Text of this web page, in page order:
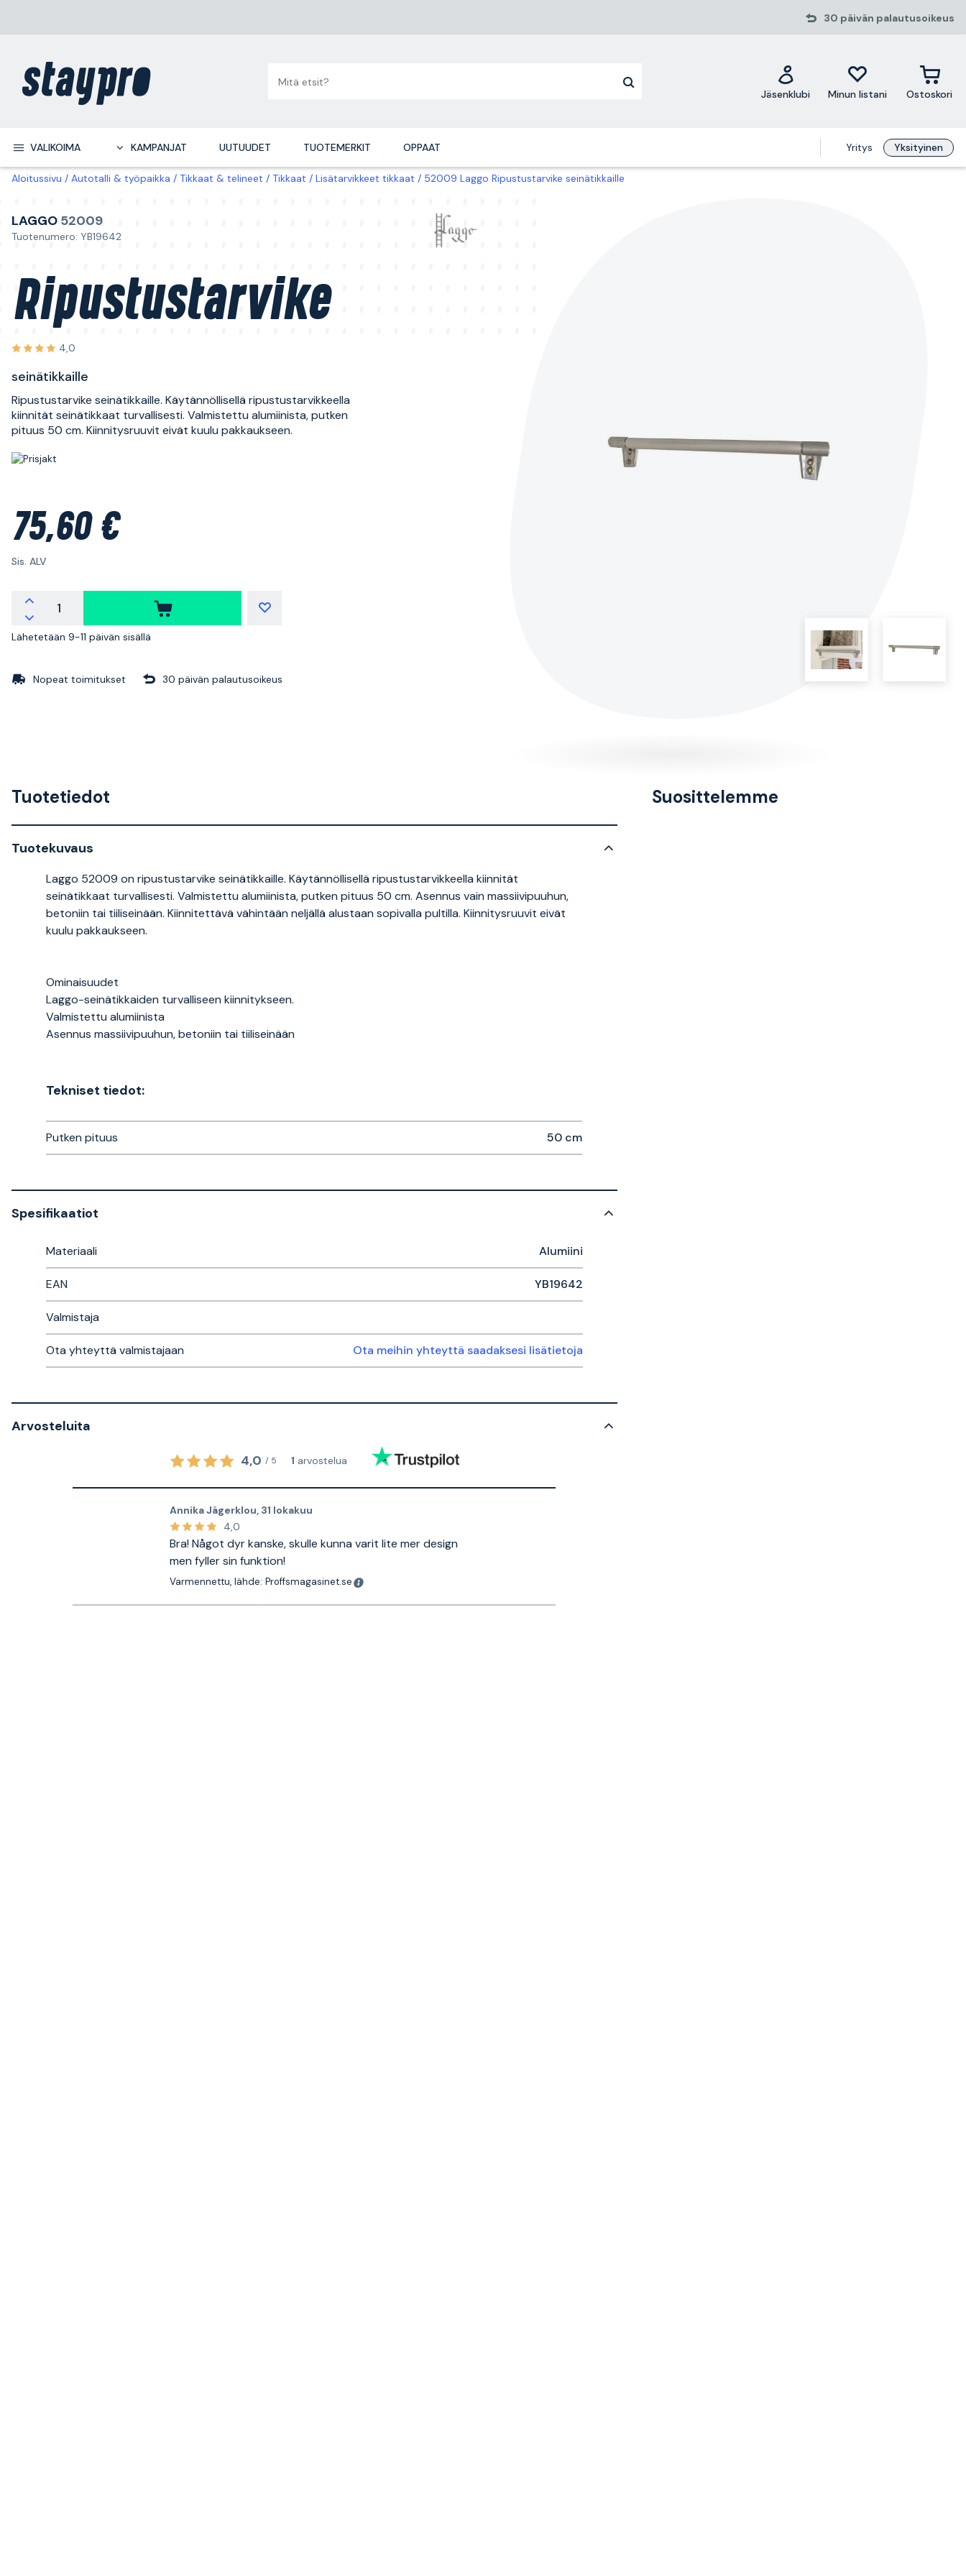
30 päivän palautusoikeus
Jäsenklubi Minun listani Ostoskori
VALIKOIMA KAMPANJAT UUTUUDET TUOTEMERKIT OPPAAT Yritys Yksityinen
Aloitussivu Autotalli & työpaikka Tikkaat & telineet Tikkaat Lisätarvikkeet tikkaat 52009 Laggo Ripustustarvike seinätikkaille
LAGGO 52009
Tuotenumero: YB19642
Ripustustarvike
4,0
seinätikkaille
Ripustustarvike seinätikkaille. Käytännöllisellä ripustustarvikkeella
kiinnität seinätikkaat turvallisesti. Valmistettu alumiinista, putken
pituus 50 cm. Kiinnitysruuvit eivät kuulu pakkaukseen.
75,60 €
Sis. ALV
Lähetetään 9-11 päivän sisällä
Nopeat toimitukset 30 päivän palautusoikeus
Tuotetiedot
Tuotekuvaus
Laggo 52009 on ripustustarvike seinätikkaille. Käytännöllisellä ripustustarvikkeella kiinnität
seinätikkaat turvallisesti. Valmistettu alumiinista, putken pituus 50 cm. Asennus vain massiivipuuhun,
betoniin tai tiiliseinään. Kiinnitettävä vähintään neljällä alustaan sopivalla pultilla. Kiinnitysruuvit eivät
kuulu pakkaukseen.
Ominaisuudet
Laggo-seinätikkaiden turvalliseen kiinnitykseen.
Valmistettu alumiinista
Asennus massiivipuuhun, betoniin tai tiiliseinään
Tekniset tiedot:
Putken pituus 50 cm
Spesifikaatiot
Materiaali Alumiini
EAN YB19642
Valmistaja
Ota yhteyttä valmistajaan Ota meihin yhteyttä saadaksesi lisätietoja
Arvosteluita
4,0 / 5 1 arvostelua
Annika Jägerklou, 31 lokakuu
4,0
Bra! Något dyr kanske, skulle kunna varit lite mer design
men fyller sin funktion!
Varmennettu, lähde: Proffsmagasinet.se
Suosittelemme